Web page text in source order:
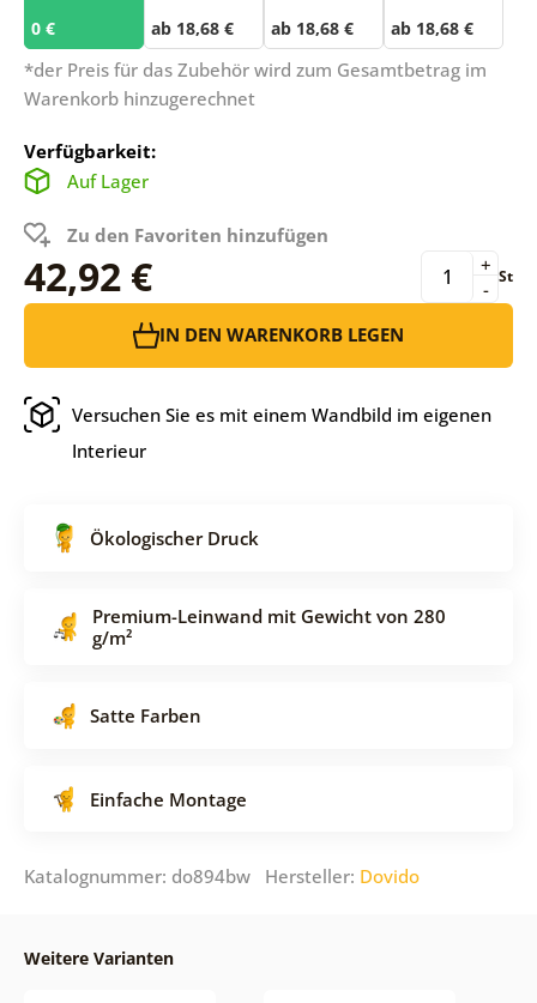
0 € ab 18,68 € ab 18,68 € ab 18,68 €
*der Preis für das Zubehör wird zum Gesamtbetrag im
Warenkorb hinzugerechnet
Verfügbarkeit:
Auf Lager
Zu den Favoriten hinzufügen
42,92 € -
+ St
IN DEN WARENKORB LEGEN
Versuchen Sie es mit einem Wandbild im eigenen
Interieur
Ökologischer Druck
Premium-Leinwand mit Gewicht von 280
g/m²
Satte Farben
Einfache Montage
Katalognummer: do894bw Hersteller: Dovido
Weitere Varianten